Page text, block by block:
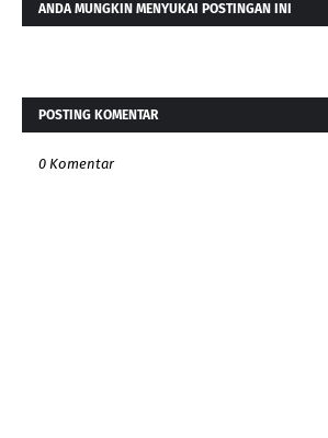
ANDA MUNGKIN MENYUKAI POSTINGAN INI
POSTING KOMENTAR
0 Komentar